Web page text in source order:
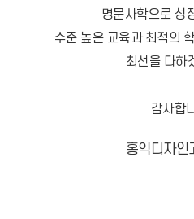
명문사학으로 성
수준 높은 교육과 최적의
최선을 다하
감사합
홍익디자인